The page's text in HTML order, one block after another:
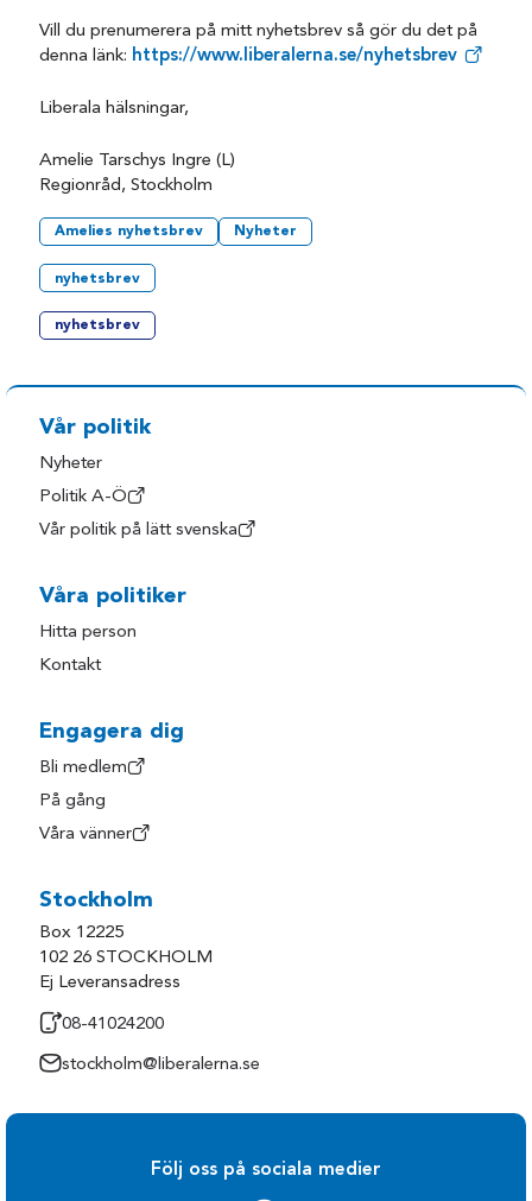
Vill du prenumerera på mitt nyhetsbrev så gör du det på
denna länk: https://www.liberalerna.se/nyhetsbrev
Liberala hälsningar,
Amelie Tarschys Ingre (L)
Regionråd, Stockholm
Amelies nyhetsbrev Nyheter
nyhetsbrev
nyhetsbrev
Vår politik
Nyheter
Politik A-Ö
Vår politik på lätt svenska
Våra politiker
Hitta person
Kontakt
Engagera dig
Bli medlem
På gång
Våra vänner
Stockholm
Box 12225
102 26 STOCKHOLM
Ej Leveransadress
08-41024200
stockholm@liberalerna.se
Följ oss på sociala medier